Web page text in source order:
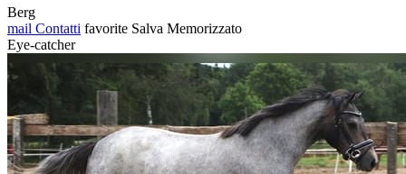
Berg
mail Contatti favorite Salva Memorizzato
Eye-catcher